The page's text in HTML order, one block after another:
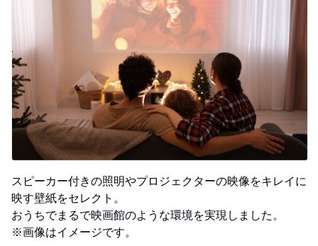
スピーカー付きの照明やプロジェクターの映像をキレイに
映す壁紙をセレクト。
おうちでまるで映画館のような環境を実現しました。
※画像はイメージです。